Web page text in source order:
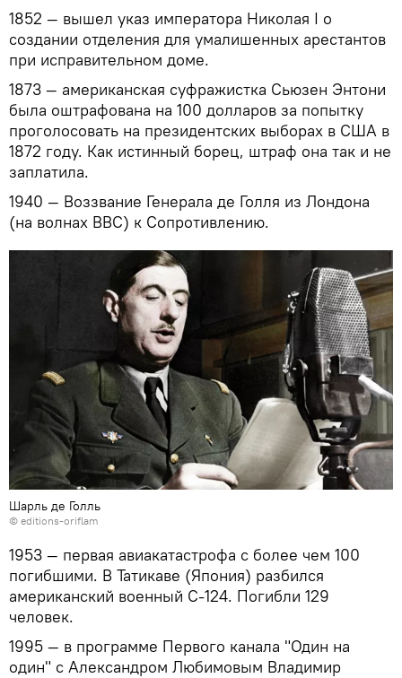
1852 — вышел указ императора Николая I о
создании отделения для умалишенных арестантов
при исправительном доме.
1873 — американская суфражистка Сьюзен Энтони
была оштрафована на 100 долларов за попытку
проголосовать на президентских выборах в США в
1872 году. Как истинный борец, штраф она так и не
заплатила.
1940 — Воззвание Генерала де Голля из Лондона
(на волнах BBC) к Сопротивлению.
Шарль де Голль
© editions-oriflam
1953 — первая авиакатастрофа с более чем 100
погибшими. В Татикаве (Япония) разбился
американский военный C-124. Погибли 129
человек.
1995 — в программе Первого канала "Один на
один" с Александром Любимовым Владимир